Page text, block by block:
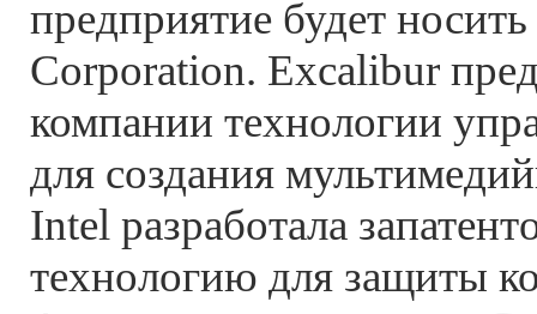
предприятие будет
Corporation. Excalibur
компании технологии
для создания
Intel разработала
технологию для защиты